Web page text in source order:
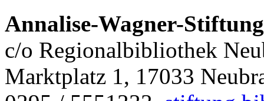
Annalise-Wagner-Stiftung
c/o Regionalbibliothek
Marktplatz 1, 17033